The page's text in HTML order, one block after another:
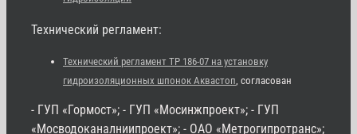
Технический регламент:
Технический регламент ТР 186-07 на установку
гидроизоляционных шпонок Аквастоп , согласован
- ГУП «Гормост»; - ГУП «Мосинжпроект»; - ГУП
«Мосводоканалниипроект»; - ОАО «Метрогипротранс»;